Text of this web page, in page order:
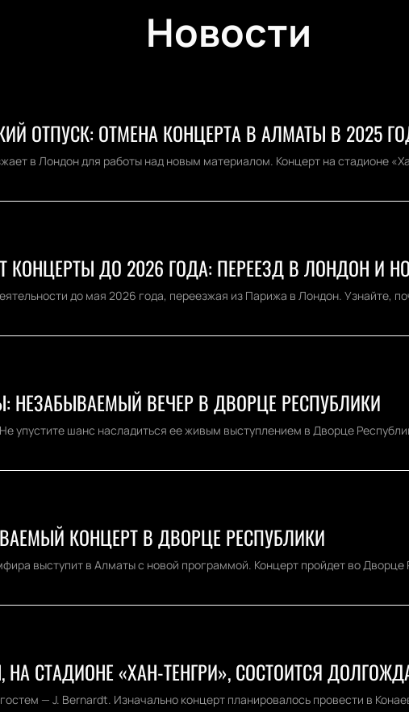
Новости
ОТПУСК: ОТМЕНА КОНЦЕРТА В АЛМАТЫ В 2025
в Лондон для работы над новым материалом. Концерт на стадионе
КОНЦЕРТЫ ДО 2026 ГОДА: ПЕРЕЕЗД В ЛОНДОН И
до мая 2026 года, переезжая из Парижа в Лондон. Узнайте,
НЕЗАБЫВАЕМЫЙ ВЕЧЕР В ДВОРЦЕ РЕСПУБЛИКИ
упустите шанс насладиться ее живым выступлением в Дворце
КОНЦЕРТ В ДВОРЦЕ РЕСПУБЛИКИ
выступит в Алматы с новой программой. Концерт пройдет во
СТАДИОНЕ «ХАН-ТЕНГРИ», СОСТОИТСЯ
— J. Bernardt. Изначально концерт планировалось провести в